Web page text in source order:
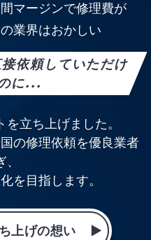
マージンで修理費が
業界はおかしい
依頼していただけ
に...
立ち上げました。
の修理依頼を優良業者
を目指します。
上げの想い